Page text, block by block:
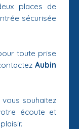
places de
sécurisée
toute prise
Aubin
souhaitez
écoute et